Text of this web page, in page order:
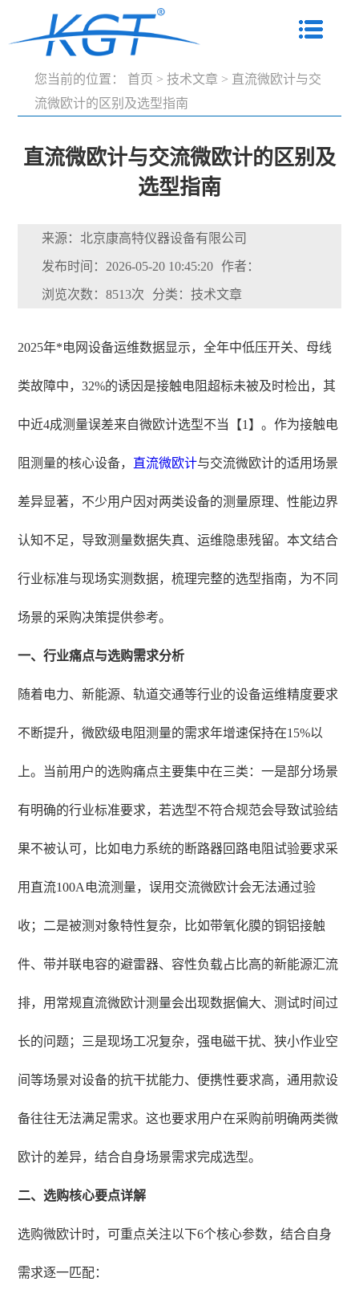
您当前的位置： 首页 > 技术文章 > 直流微欧计与交
流微欧计的区别及选型指南
直流微欧计与交流微欧计的区别及
选型指南
来源：北京康高特仪器设备有限公司
发布时间：2026-05-20 10:45:20 作者：
浏览次数：8513次 分类：技术文章
2025年*电网设备运维数据显示，全年中低压开关、母线
类故障中，32%的诱因是接触电阻超标未被及时检出，其
中近4成测量误差来自微欧计选型不当【1】。作为接触电
阻测量的核心设备， 直流微欧计与交流微欧计的适用场景
差异显著，不少用户因对两类设备的测量原理、性能边界
认知不足，导致测量数据失真、运维隐患残留。本文结合
行业标准与现场实测数据，梳理完整的选型指南，为不同
场景的采购决策提供参考。
一、行业痛点与选购需求分析
随着电力、新能源、轨道交通等行业的设备运维精度要求
不断提升，微欧级电阻测量的需求年增速保持在15%以
上。当前用户的选购痛点主要集中在三类：一是部分场景
有明确的行业标准要求，若选型不符合规范会导致试验结
果不被认可，比如电力系统的断路器回路电阻试验要求采
用直流100A电流测量，误用交流微欧计会无法通过验
收；二是被测对象特性复杂，比如带氧化膜的铜铝接触
件、带并联电容的避雷器、容性负载占比高的新能源汇流
排，用常规直流微欧计测量会出现数据偏大、测试时间过
长的问题；三是现场工况复杂，强电磁干扰、狭小作业空
间等场景对设备的抗干扰能力、便携性要求高，通用款设
备往往无法满足需求。这也要求用户在采购前明确两类微
欧计的差异，结合自身场景需求完成选型。
二、选购核心要点详解
选购微欧计时，可重点关注以下6个核心参数，结合自身
需求逐一匹配：